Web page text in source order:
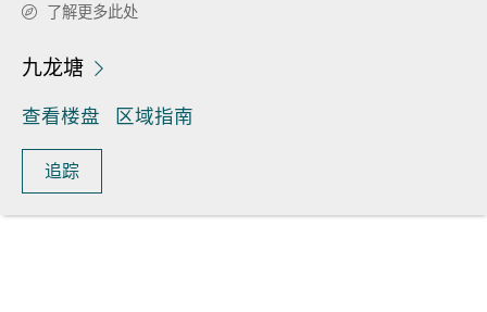
了解更多此处
九龙塘
查看楼盘 区域指南
追踪